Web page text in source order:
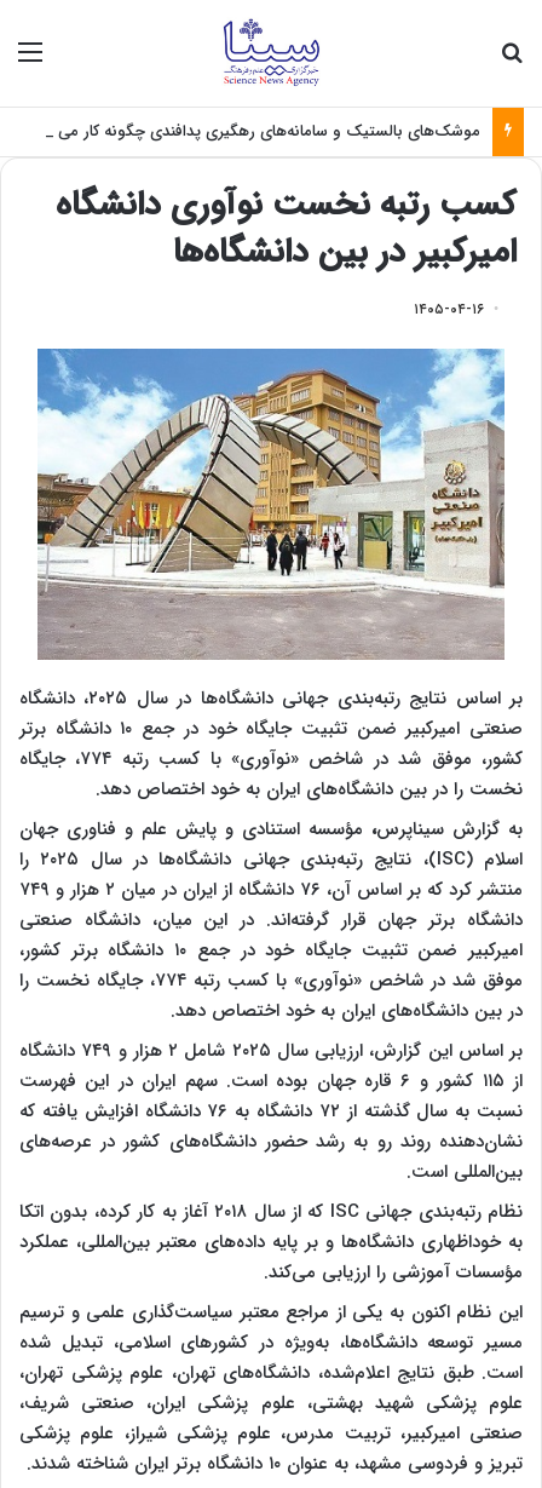
موشک‌های بالستیک و سامانه‌های رهگیری پدافندی چگونه کار می کنند؟
کسب رتبه نخست نوآوری دانشگاه
امیرکبیر در بین دانشگاه‌ها
۱۴۰۵-۰۴-۱۶
بر اساس نتایج رتبه‌بندی جهانی دانشگاه‌ها در سال ۲۰۲۵، دانشگاه
صنعتی امیرکبیر ضمن تثبیت جایگاه خود در جمع ۱۰ دانشگاه برتر
کشور، موفق شد در شاخص «نوآوری» با کسب رتبه ۷۷۴، جایگاه
نخست را در بین دانشگاه‌های ایران به خود اختصاص دهد.
به گزارش سیناپرس، مؤسسه استنادی و پایش علم و فناوری جهان
اسلام (ISC)، نتایج رتبه‌بندی جهانی دانشگاه‌ها در سال ۲۰۲۵ را
منتشر کرد که بر اساس آن، ۷۶ دانشگاه از ایران در میان ۲ هزار و ۷۴۹
دانشگاه برتر جهان قرار گرفته‌اند. در این میان، دانشگاه صنعتی
امیرکبیر ضمن تثبیت جایگاه خود در جمع ۱۰ دانشگاه برتر کشور،
موفق شد در شاخص «نوآوری» با کسب رتبه ۷۷۴، جایگاه نخست را
در بین دانشگاه‌های ایران به خود اختصاص دهد.
بر اساس این گزارش، ارزیابی سال ۲۰۲۵ شامل ۲ هزار و ۷۴۹ دانشگاه
از ۱۱۵ کشور و ۶ قاره جهان بوده است. سهم ایران در این فهرست
نسبت به سال گذشته از ۷۲ دانشگاه به ۷۶ دانشگاه افزایش یافته که
نشان‌دهنده روند رو به رشد حضور دانشگاه‌های کشور در عرصه‌های
بین‌المللی است.
نظام رتبه‌بندی جهانی ISC که از سال ۲۰۱۸ آغاز به کار کرده، بدون اتکا
به خوداظهاری دانشگاه‌ها و بر پایه داده‌های معتبر بین‌المللی، عملکرد
مؤسسات آموزشی را ارزیابی می‌کند.
این نظام اکنون به یکی از مراجع معتبر سیاست‌گذاری علمی و ترسیم
مسیر توسعه دانشگاه‌ها، به‌ویژه در کشورهای اسلامی، تبدیل شده
است. طبق نتایج اعلام‌شده، دانشگاه‌های تهران، علوم پزشکی تهران،
علوم پزشکی شهید بهشتی، علوم پزشکی ایران، صنعتی شریف،
صنعتی امیرکبیر، تربیت مدرس، علوم پزشکی شیراز، علوم پزشکی
تبریز و فردوسی مشهد، به عنوان ۱۰ دانشگاه برتر ایران شناخته شدند.